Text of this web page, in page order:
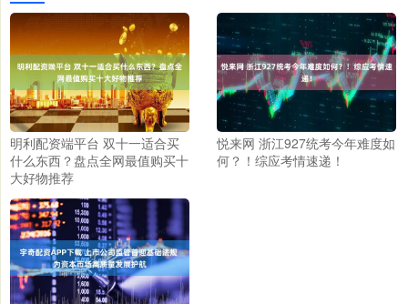
明利配资端平台 双十一适合买
什么东西？盘点全网最值购买十
大好物推荐
悦来网 浙江927统考今年难度如
何？！综应考情速递！